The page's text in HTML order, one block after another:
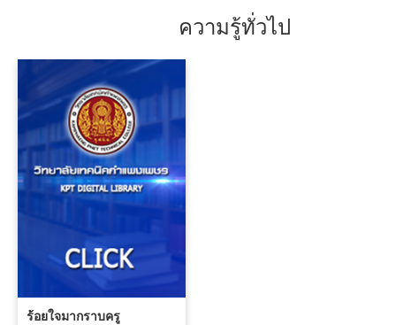
ความรู้ทั่วไป
ร้อยใจมากราบครู